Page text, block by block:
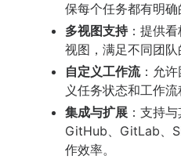
保每个任务都有明确
多视图支持：提供
视图，满足不同团队
自定义工作流：允许
义任务状态和工作流
集成与扩展 ：支持
GitHub、GitLab、
作效率。